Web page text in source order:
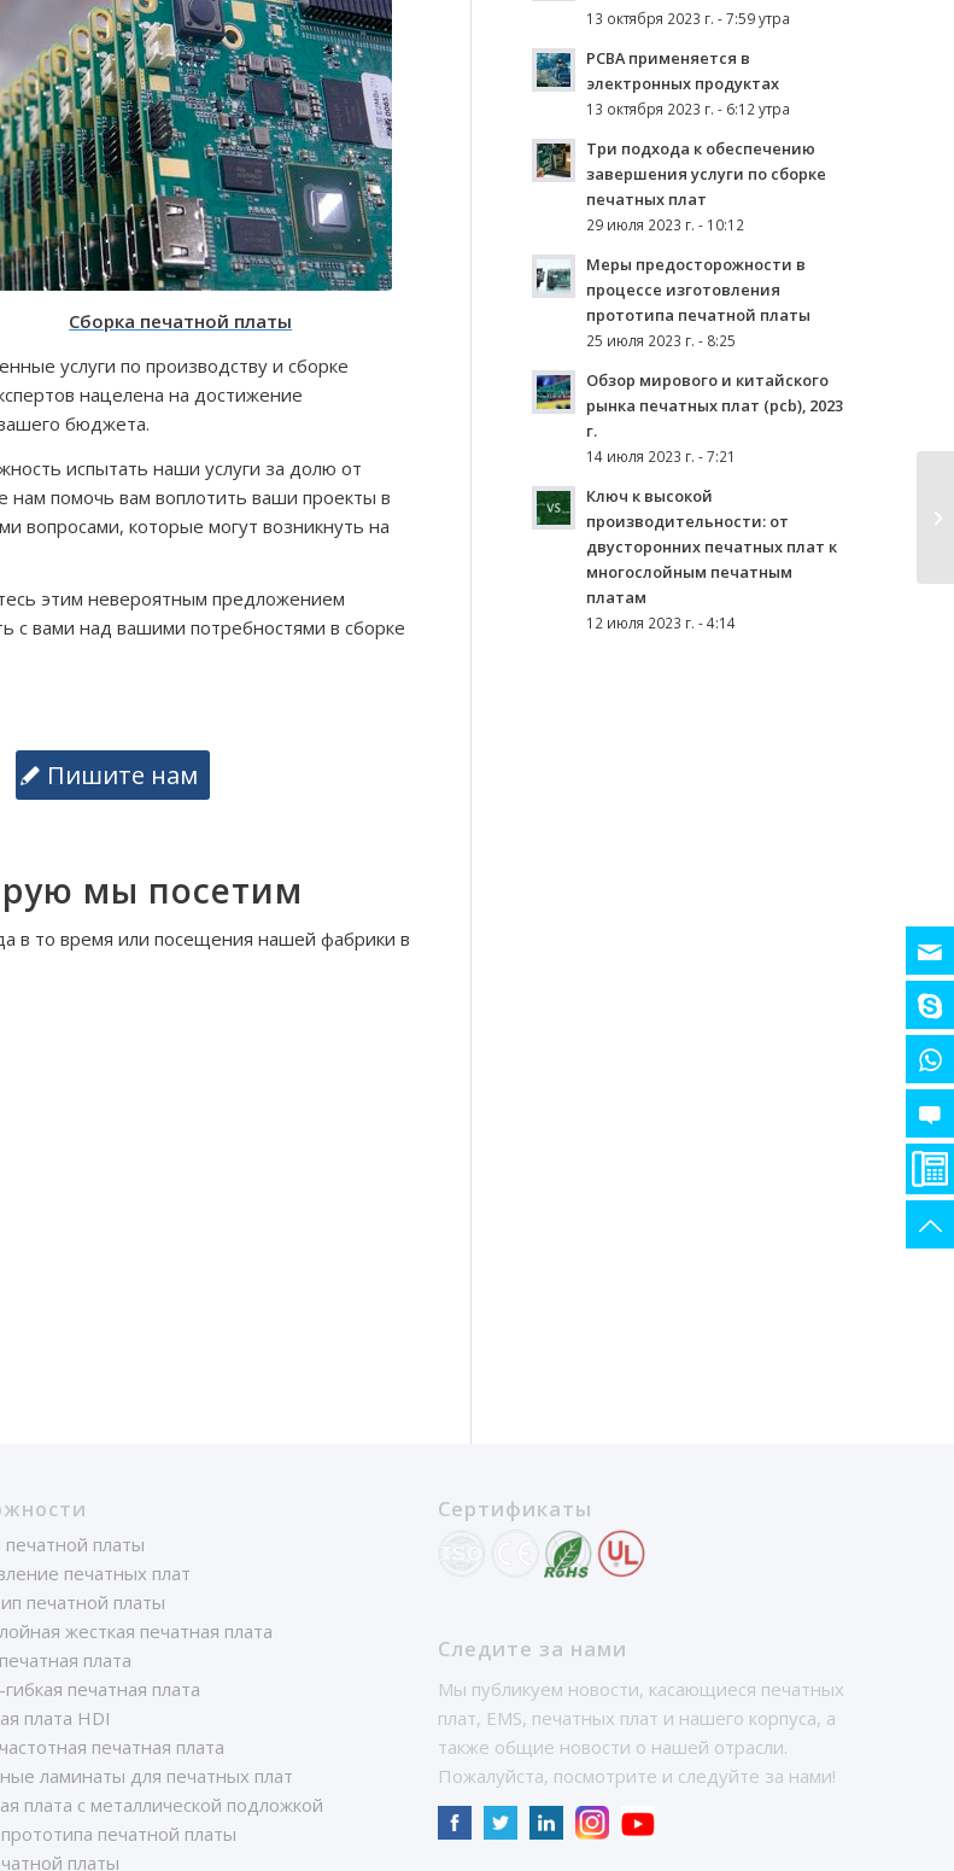
Сборка печатной платы
услуги по производству и сборке
нацелена на достижение
бюджета.
испытать наши услуги за долю от
помочь вам воплотить ваши проекты в
вопросами, которые могут возникнуть на
этим невероятным предложением
с вами над вашими потребностями в сборке
Пишите нам
мы посетим
в то время или посещения нашей фабрики в
13 октября 2023 г. - 7:59 утра
PCBA применяется в
электронных продуктах
13 октября 2023 г. - 6:12 утра
Три подхода к обеспечению
завершения услуги по сборке
печатных плат
29 июля 2023 г. - 10:12
Меры предосторожности в
процессе изготовления
прототипа печатной платы
25 июля 2023 г. - 8:25
Обзор мирового и китайского
рынка печатных плат (pcb), 2023
г.
14 июля 2023 г. - 7:21
Ключ к высокой
производительности: от
двусторонних печатных плат к
многослойным печатным
платам
12 июля 2023 г. - 4:14
платы
печатных плат
печатной платы
жесткая печатная плата
плата
печатная плата
плата HDI
печатная плата
ламинаты для печатных плат
плата с металлической подложкой
печатной платы
платы
Сертификаты
Следите за нами
Мы публикуем новости, касающиеся печатных
плат, EMS, печатных плат и нашего корпуса, а
также общие новости о нашей отрасли.
Пожалуйста, посмотрите и следуйте за нами!